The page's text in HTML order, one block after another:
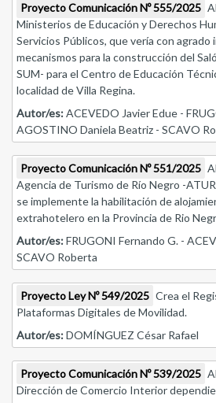
Proyecto Comunicación Nº 555/2025
Ministerios de Educación y Derechos
Servicios Públicos, que vería con
mecanismos para la construcción del
SUM- para el Centro de Educación
localidad de Villa Regina.
Autor/es:ACEVEDO Javier Edue -
AGOSTINO Daniela Beatriz - SCAVO
Proyecto Comunicación Nº 551/2025
Agencia de Turismo de Río Negro -
se implemente la habilitación de
extrahotelero en la Provincia de Rio
Autor/es:FRUGONI Fernando G. -
SCAVO Roberta
Proyecto Ley Nº 549/2025 Crea el
Plataformas Digitales de Movilidad.
Autor/es:DOMÍNGUEZ César Rafael
Proyecto Comunicación Nº 539/2025
Dirección de Comercio Interior